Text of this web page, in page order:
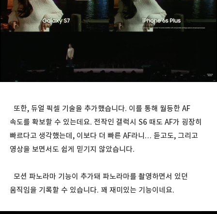
또한, 듀얼 픽셀 기술을 추가했습니다. 이를 통해 월등한 AF
속도를 확보할 수 있는데요. 전작인 갤럭시 S6 때도 AF가 굉장히
빠르다고 생각했는데, 이보다 더 빠른 AF라니… 듣고도, 그리고
영상을 보면서도 쉽게 믿기지 않았습니다.
모션 파노라마 기능이 추가돼 파노라마를 촬영하면서 있던
움직임을 기록할 수 있습니다. 꽤 재미있는 기능이네요.